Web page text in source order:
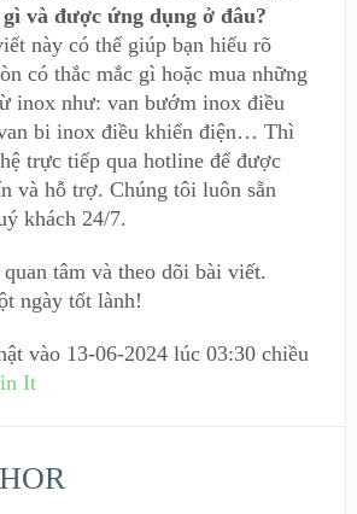
và được ứng dụng ở đâu?
này có thể giúp bạn hiểu rõ
có thắc mắc gì hoặc mua những
inox như: van bướm inox điều
bi inox điều khiển điện… Thì
trực tiếp qua hotline để được
và hỗ trợ. Chúng tôi luôn sẵn
khách 24/7.
tâm và theo dõi bài viết.
ngày tốt lành!
vào 13-06-2024 lúc 03:30 chiều
It